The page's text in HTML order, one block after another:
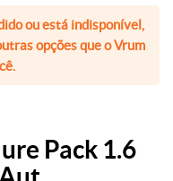
ou está indisponível,
opções que o Vrum
Pack 1.6